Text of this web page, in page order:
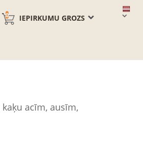
IEPIRKUMU GROZS
0
kaķu acīm, ausīm,